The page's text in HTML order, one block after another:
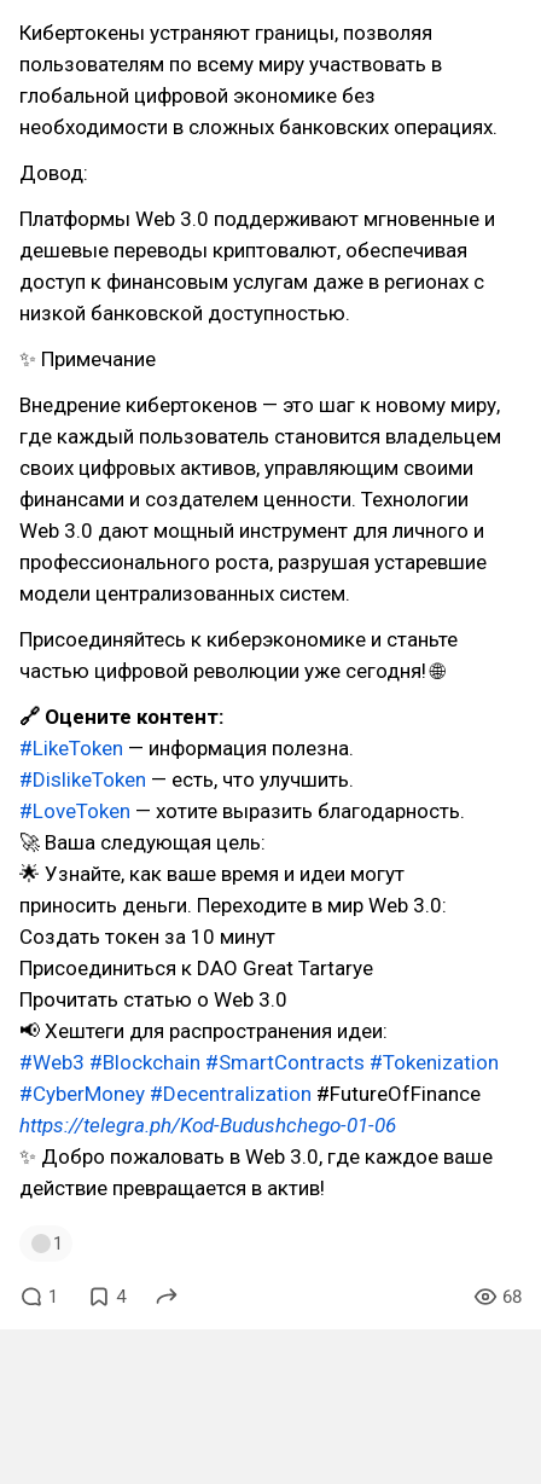
Кибертокены устраняют границы, позволяя
пользователям по всему миру участвовать в
глобальной цифровой экономике без
необходимости в сложных банковских операциях.
Довод:
Платформы Web 3.0 поддерживают мгновенные и
дешевые переводы криптовалют, обеспечивая
доступ к финансовым услугам даже в регионах с
низкой банковской доступностью.
✨ Примечание
Внедрение кибертокенов — это шаг к новому миру,
где каждый пользователь становится владельцем
своих цифровых активов, управляющим своими
финансами и создателем ценности. Технологии
Web 3.0 дают мощный инструмент для личного и
профессионального роста, разрушая устаревшие
модели централизованных систем.
Присоединяйтесь к киберэкономике и станьте
частью цифровой революции уже сегодня! 🌐
🔗 Оцените контент:
#LikeToken — информация полезна.
#DislikeToken — есть, что улучшить.
#LoveToken — хотите выразить благодарность.
🚀 Ваша следующая цель:
🌟 Узнайте, как ваше время и идеи могут
приносить деньги. Переходите в мир Web 3.0:
Создать токен за 10 минут
Присоединиться к DAO Great Tartarye
Прочитать статью о Web 3.0
📢 Хештеги для распространения идеи:
#Web3 #Blockchain #SmartContracts #Tokenization
#CyberMoney #Decentralization #FutureOfFinance
https://telegra.ph/Kod-Budushchego-01-06
✨ Добро пожаловать в Web 3.0, где каждое ваше
действие превращается в актив!
1
1 4 68